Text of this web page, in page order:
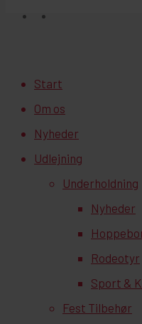
facebook
Menu
Start
Om os
Nyheder
Udlejning
Underholdning
Nyheder
Rodeotyr
Sport &
Fest Tilbehør